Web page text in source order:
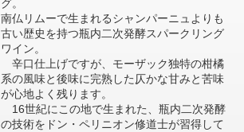
グ。
南仏リムーで生まれるシャンパーニュよりも
古い歴史を持つ瓶内二次発酵スパークリング
ワイン。
辛口仕上げですが、モーザック独特の柑橘
系の風味と後味に完熟した仄かな甘みと苦味
が心地よく残ります。
16世紀にこの地で生まれた、瓶内二次発酵
の技術をドン・ペリニオン修道士が習得して